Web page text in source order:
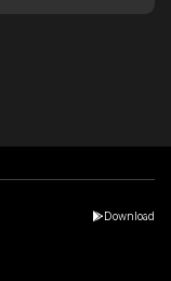
Download